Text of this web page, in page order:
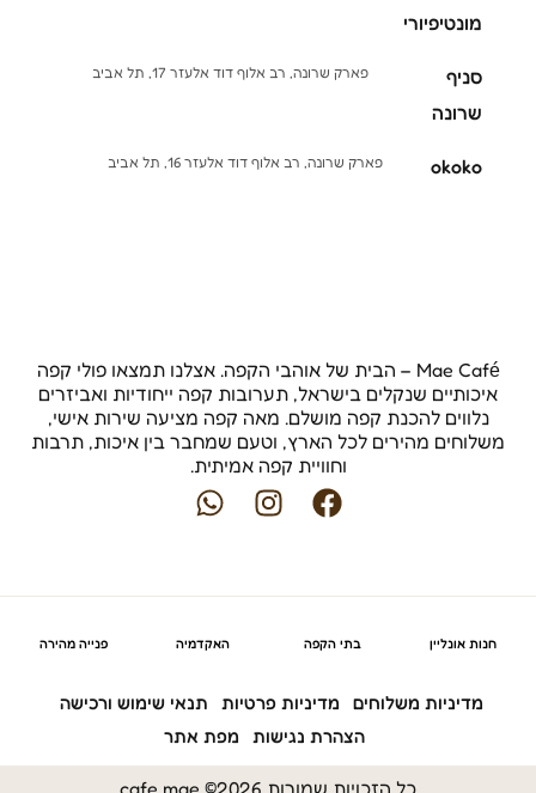
מונטיפיורי
סניף
שרונה
פארק שרונה, רב אלוף דוד אלעזר 17, תל אביב
okoko פארק שרונה, רב אלוף דוד אלעזר 16, תל אביב
Mae Café – הבית של אוהבי הקפה. אצלנו תמצאו פולי קפה
איכותיים שנקלים בישראל, תערובות קפה ייחודיות ואביזרים
נלווים להכנת קפה מושלם. מאה קפה מציעה שירות אישי,
משלוחים מהירים לכל הארץ, וטעם שמחבר בין איכות, תרבות
וחוויית קפה אמיתית.
F
e
o
k
I
t
a
m
W
t
a
p
חנות אונליין בתי הקפה האקדמיה פנייה מהירה
מדיניות משלוחים מדיניות פרטיות
תנאי שימוש ורכישה
הצהרת נגישות
מפת אתר